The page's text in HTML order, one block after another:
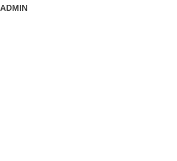
ADMIN